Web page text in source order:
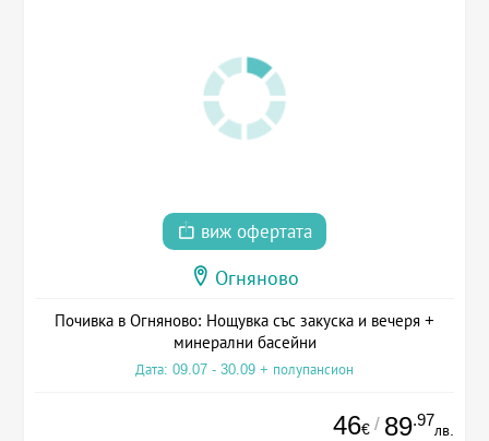
виж офертата
Огняново
Почивка в Огняново: Нощувка със закуска и вечеря +
минерални басейни
Дата: 09.07 - 30.09 + полупансион
46€ / 89.97
лв.